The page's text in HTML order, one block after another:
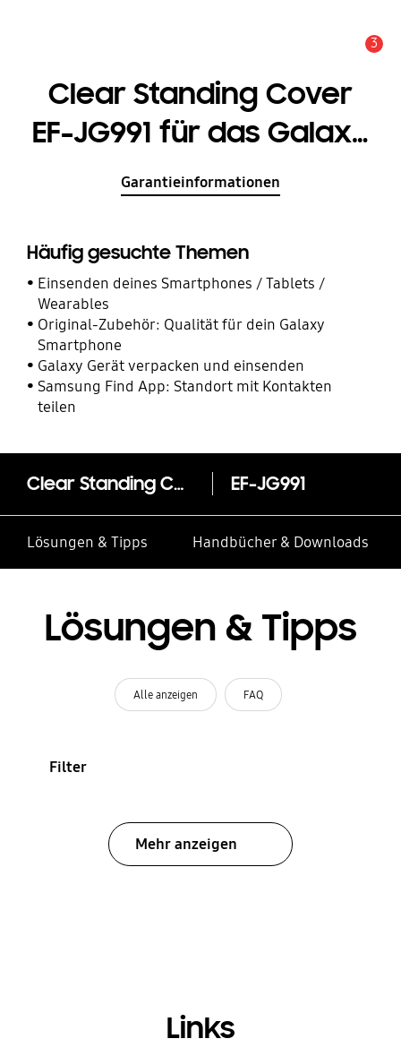
3
Clear Standing Cover
EF-JG991 für das Galaxy
S21 5G
Garantieinformationen
Häufig gesuchte Themen
Einsenden deines Smartphones / Tablets /
Wearables
Original-Zubehör: Qualität für dein Galaxy
Smartphone
Galaxy Gerät verpacken und einsenden
Samsung Find App: Standort mit Kontakten
teilen
Clear Standing Cover EF-JG991 für das Galaxy S21 5G EF-JG991
Lösungen & Tipps Handbücher & Downloads
Lösungen & Tipps
Alle anzeigen FAQ
Filter
Mehr anzeigen
Links